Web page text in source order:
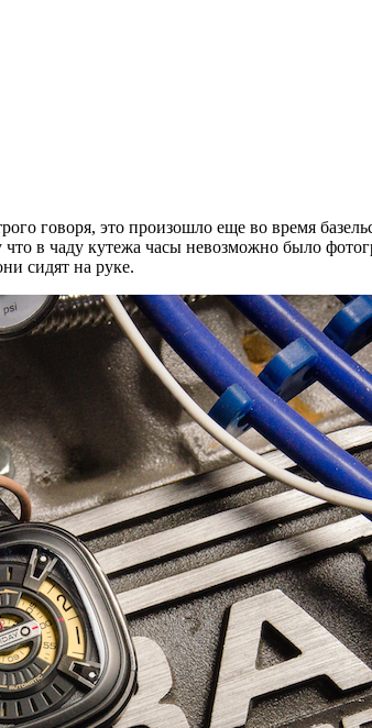
говоря, это произошло еще во время
в чаду кутежа часы невозможно было
сидят на руке.